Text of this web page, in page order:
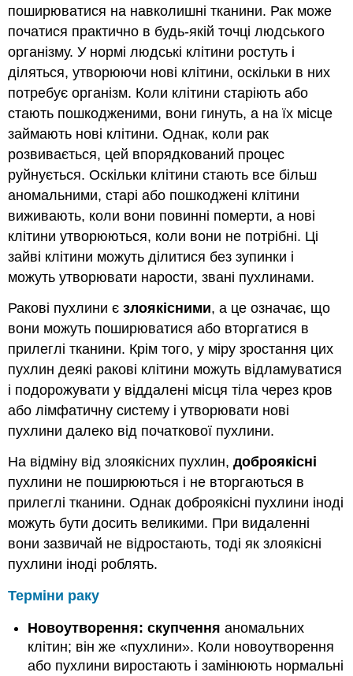
поширюватися на навколишні тканини. Рак може
початися практично в будь-якій точці людського
організму. У нормі людські клітини ростуть і
діляться, утворюючи нові клітини, оскільки в них
потребує організм. Коли клітини старіють або
стають пошкодженими, вони гинуть, а на їх місце
займають нові клітини. Однак, коли рак
розвивається, цей впорядкований процес
руйнується. Оскільки клітини стають все більш
аномальними, старі або пошкоджені клітини
виживають, коли вони повинні померти, а нові
клітини утворюються, коли вони не потрібні. Ці
зайві клітини можуть ділитися без зупинки і
можуть утворювати нарости, звані пухлинами.
Ракові пухлини єзлоякісними, а це означає, що
вони можуть поширюватися або вторгатися в
прилеглі тканини. Крім того, у міру зростання цих
пухлин деякі ракові клітини можуть відламуватися
і подорожувати у віддалені місця тіла через кров
або лімфатичну систему і утворювати нові
пухлини далеко від початкової пухлини.
На відміну від злоякісних пухлин,доброякісні
пухлини не поширюються і не вторгаються в
прилеглі тканини. Однак доброякісні пухлини іноді
можуть бути досить великими. При видаленні
вони зазвичай не відростають, тоді як злоякісні
пухлини іноді роблять.
Терміни раку
Новоутворення: скупчення аномальних
клітин; він же «пухлини». Коли новоутворення
або пухлини виростають і замінюють нормальні